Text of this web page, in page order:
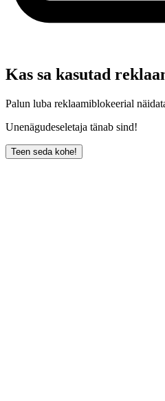
Kas sa kasutad
Palun luba reklaamiblokeerial
Unenägudeseletaja tänab sind!
Teen seda kohe!